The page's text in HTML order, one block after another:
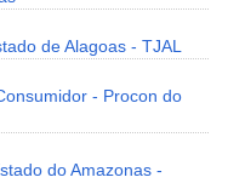
de Alagoas - TJAL
- Procon do
do Amazonas -